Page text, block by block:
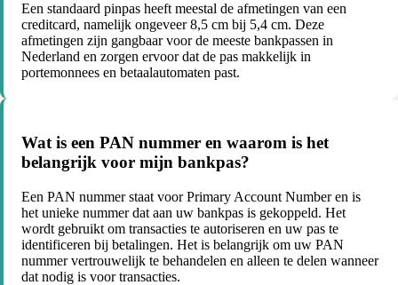
Een standaard pinpas heeft meestal de afmetingen van een
creditcard, namelijk ongeveer 8,5 cm bij 5,4 cm. Deze
afmetingen zijn gangbaar voor de meeste bankpassen in
Nederland en zorgen ervoor dat de pas makkelijk in
portemonnees en betaalautomaten past.
Wat is een PAN nummer en waarom is het
belangrijk voor mijn bankpas?
Een PAN nummer staat voor Primary Account Number en is
het unieke nummer dat aan uw bankpas is gekoppeld. Het
wordt gebruikt om transacties te autoriseren en uw pas te
identificeren bij betalingen. Het is belangrijk om uw PAN
nummer vertrouwelijk te behandelen en alleen te delen wanneer
dat nodig is voor transacties.